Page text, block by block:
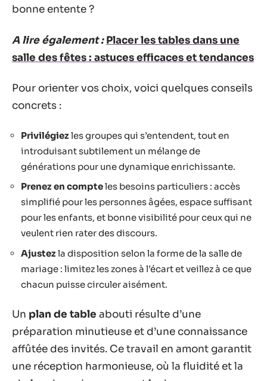
bonne entente ?
A lire également : Placer les tables dans une
salle des fêtes : astuces efficaces et tendances
Pour orienter vos choix, voici quelques conseils
concrets :
Privilégiezles groupes qui s’entendent, tout en
introduisant subtilement un mélange de
générations pour une dynamique enrichissante.
Prenez en compteles besoins particuliers : accès
simplifié pour les personnes âgées, espace suffisant
pour les enfants, et bonne visibilité pour ceux qui ne
veulent rien rater des discours.
Ajustezla disposition selon la forme de la salle de
mariage : limitez les zones à l’écart et veillez à ce que
chacun puisse circuler aisément.
Un plan de table abouti résulte d’une
préparation minutieuse et d’une connaissance
affûtée des invités. Ce travail en amont garantit
une réception harmonieuse, où la fluidité et la